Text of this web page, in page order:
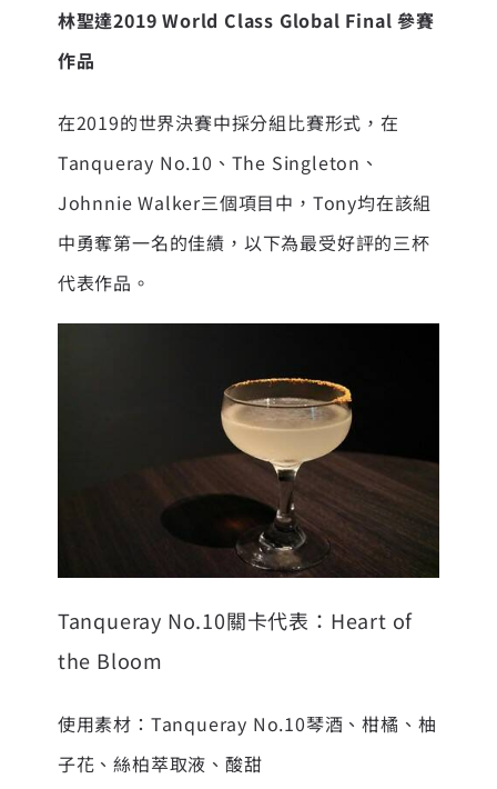
林聖達2019 World Class Global Final參賽
作品
在2019的世界決賽中採分組比賽形式，在
Tanqueray No.10、The Singleton、
Johnnie Walker三個項目中，Tony均在該組
中勇奪第一名的佳績，以下為最受好評的三杯
代表作品。
Tanqueray No.10關卡代表：Heart of
the Bloom
使用素材：Tanqueray No.10琴酒、柑橘、柚
子花、絲柏萃取液、酸甜